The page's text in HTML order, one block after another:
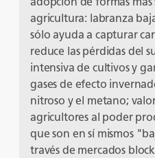
agricultura: labranza
sólo ayuda a capturar
reduce las pérdidas del
intensiva de cultivos y
gases de efecto
nitroso y el metano;
agricultores al poder
que son en sí mismos
través de mercados